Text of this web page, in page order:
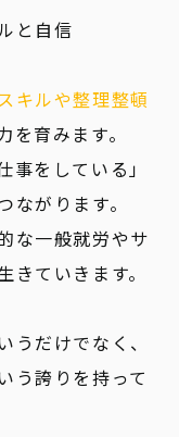
と自信
キルや整理整頓
育みます。
をしている」
がります。
な一般就労やサ
ていきます。
だけでなく、
う誇りを持って